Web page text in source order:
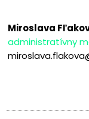
Miroslava
administratívny